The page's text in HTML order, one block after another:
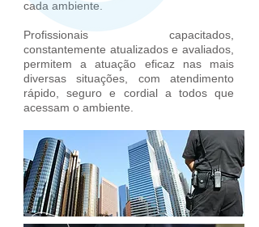
cada ambiente.
Profissionais capacitados,
constantemente atualizados e avaliados,
permitem a atuação eficaz nas mais
diversas situações, com atendimento
rápido, seguro e cordial a todos que
acessam o ambiente.